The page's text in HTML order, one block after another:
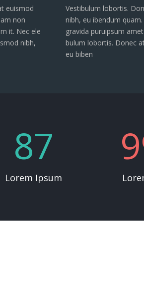
euismod
non
it. Nec ele
nibh,
Vestibulum lobortis.
nibh, eu ibendum
gravida puruipsum
bulum lobortis. Donec
eu biben
87
Lorem Ipsum